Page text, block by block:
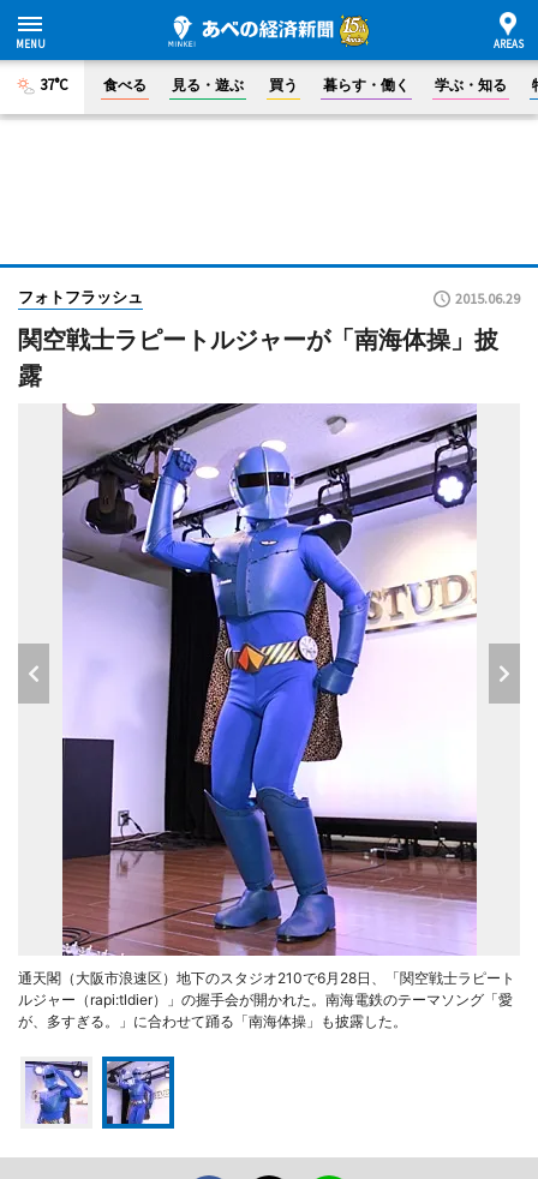
37°C 食べる 見る・遊ぶ 買う 暮らす・働く 学ぶ・知る
フォトフラッシュ 2015.06.29
関空戦士ラピートルジャーが「南海体操」披
露
通天閣（大阪市浪速区）地下のスタジオ210で6月28日、「関空戦士ラピート
ルジャー（rapi:tldier）」の握手会が開かれた。南海電鉄のテーマソング「愛
が、多すぎる。」に合わせて踊る「南海体操」も披露した。